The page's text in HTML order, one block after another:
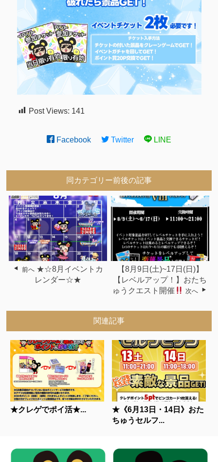
Post Views: 141
Facebook Twitter LINE
同カテゴリー前後の記事
前へ ★☆8月イベントカ
レンダー☆★
【8月9日(土)~17日(日)】
【レベルアップ！】おたち
ゅうクエスト開催
次へ
関連記事
★クレゲでポイ活★...
★《6月13日・14日》おた
ちゅうセルフ...